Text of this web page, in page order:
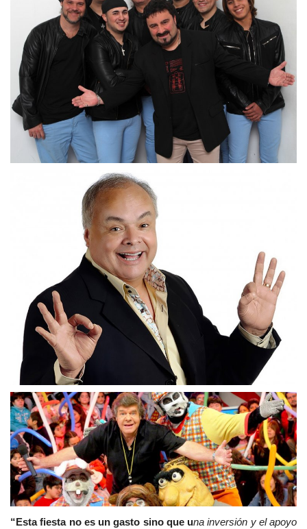
“Esta fiesta no es un gasto sino que una inversión y el apoyo